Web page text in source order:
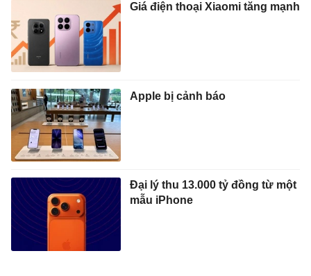
Giá điện thoại Xiaomi tăng mạnh
Apple bị cảnh báo
Đại lý thu 13.000 tỷ đồng từ một
mẫu iPhone